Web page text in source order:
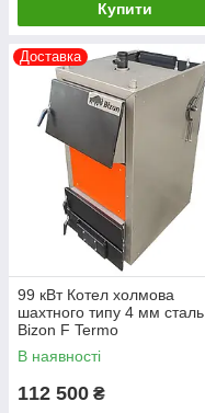
Купити
Доставка
99 кВт Котел холмова
шахтного типу 4 мм сталь
Bizon F Termo
В наявності
112 500 ₴